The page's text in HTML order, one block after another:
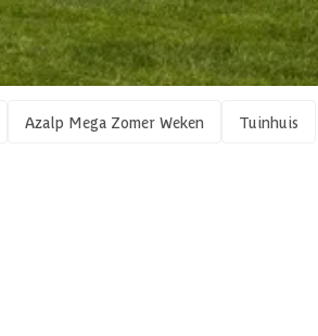
Vurenhout
Vrijstaand
1 st
Azalp Mega Zomer Weken Tuinhuis